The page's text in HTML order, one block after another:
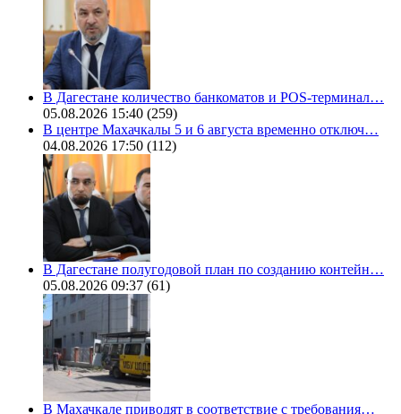
В Дагестане количество банкоматов и POS-терминал…
05.08.2026 15:40 (259)
В центре Махачкалы 5 и 6 августа временно отключ…
04.08.2026 17:50 (112)
В Дагестане полугодовой план по созданию контейн…
05.08.2026 09:37 (61)
В Махачкале приводят в соответствие с требования…